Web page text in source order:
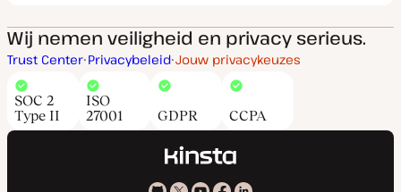
Wij nemen veiligheid en privacy serieus.
Trust Center Privacybeleid Jouw privacykeuzes
SOC 2
Type II
ISO
27001
GDPR CCPA